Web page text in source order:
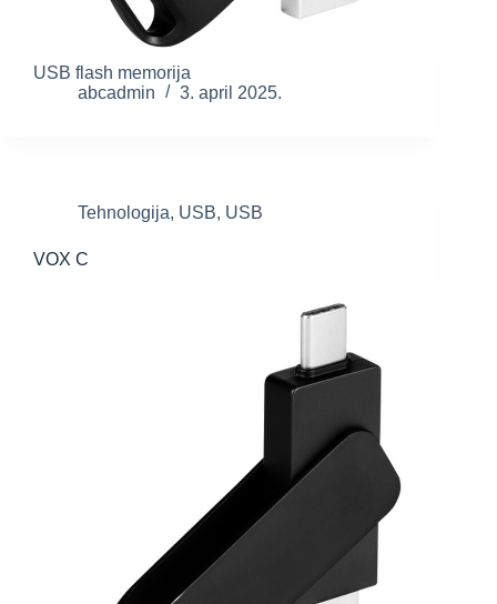
USB flash memorija
abcadmin
3. april 2025.
Tehnologija, USB, USB
VOX C